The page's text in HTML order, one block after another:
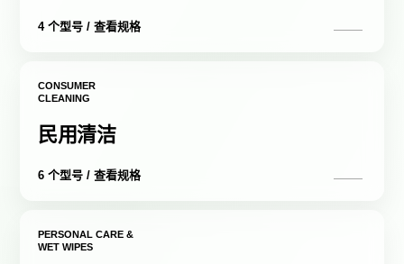
4 个型号 / 查看规格
CONSUMER
CLEANING
民用清洁
6 个型号 / 查看规格
PERSONAL CARE &
WET WIPES